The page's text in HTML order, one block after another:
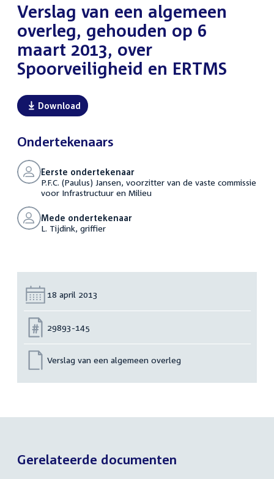
:Verslag van een algemeen
overleg, gehouden op 6
maart 2013, over
Spoorveiligheid en ERTMS
Download
Ondertekenaars
Eerste ondertekenaar
P.F.C. (Paulus) Jansen, voorzitter van de vaste commissie
voor Infrastructuur en Milieu
Mede ondertekenaar
L. Tijdink, griffier
Datum:
18 april 2013
Nummer:
29893-145
Verslag van een algemeen overleg
Gerelateerde documenten